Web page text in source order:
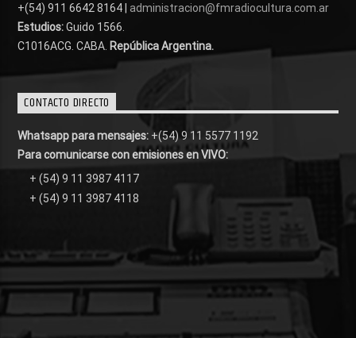
+(54) 911 6642 8164 | administracion@fmradiocultura.com.ar
Estudios:Guido 1566.
C1016ACG . CABA. República Argentina.
CONTACTO DIRECTO
Whatsapp para mensajes: +(54) 9 11 5577 1192
Para comunicarse con emisiones en VIVO:
+ (54) 9 11 3987 4117
+ (54) 9 11 3987 4118